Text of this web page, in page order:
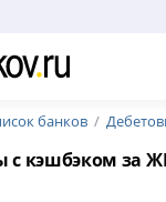
банков
с кэшбэком за